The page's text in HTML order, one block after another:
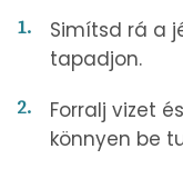
Simítsd rá a
tapadjon.
Forralj vizet
könnyen be